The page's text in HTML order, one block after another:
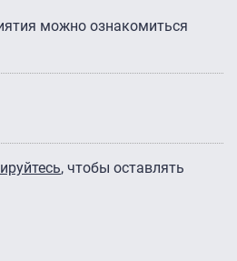
можно ознакомиться
, чтобы оставлять